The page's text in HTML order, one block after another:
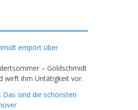
empört über
– Goldschmidt
wirft ihm Untätigkeit vor.
sind die schönsten